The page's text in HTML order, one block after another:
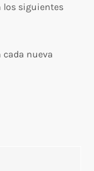
los siguientes
nueva